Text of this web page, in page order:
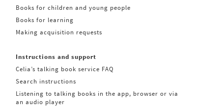
Books for children and young people
Books for learning
Making acquisition requests
Instructions and support
Celia’s talking book service FAQ
Search instructions
Listening to talking books in the app, browser or via
an audio player